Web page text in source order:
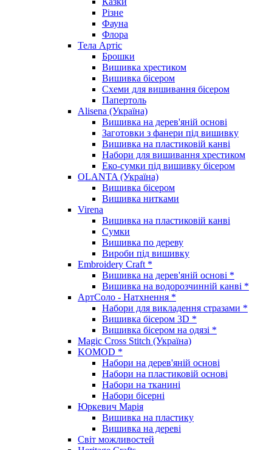
Різне
Фауна
Флора
Тела Артіс
Брошки
Вишивка хрестиком
Вишивка бісером
Схеми для вишивання бісером
Папертоль
Alisena (Україна)
Вишивка на дерев'яній основі
Заготовки з фанери під вишивку
Вишивка на пластиковій канві
Набори для вишивання хрестиком
Еко-сумки під вишивку бісером
OLANTA (Україна)
Вишивка бісером
Вишивка нитками
Virena
Вишивка на пластиковій канві
Сумки
Вишивка по дереву
Вироби під вишивку
Embroidery Craft *
Вишивка на дерев'яній основі *
Вишивка на водорозчинній канві *
АртСоло - Натхнення *
Набори для викладення стразами *
Вишивка бісером 3D *
Вишивка бісером на одязі *
Magic Cross Stitch (Україна)
KOMOD *
Набори на дерев'яній основі
Набори на пластиковій основі
Набори на тканині
Набори бісерні
Юркевич Марія
Вишивка на пластику
Вишивка на дереві
Світ можливостей